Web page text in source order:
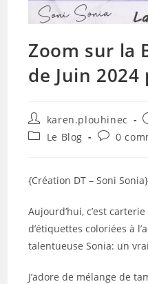
Zoom sur la
de Juin 2024
Auteur/autrice
de
la
karen.plouhinec
PostLe Blog 0
{Création DT – Soni Sonia}
Aujourd’hui, c’est
d’étiquettes coloriées à
talentueuse Sonia: un
J’adore de mélange de